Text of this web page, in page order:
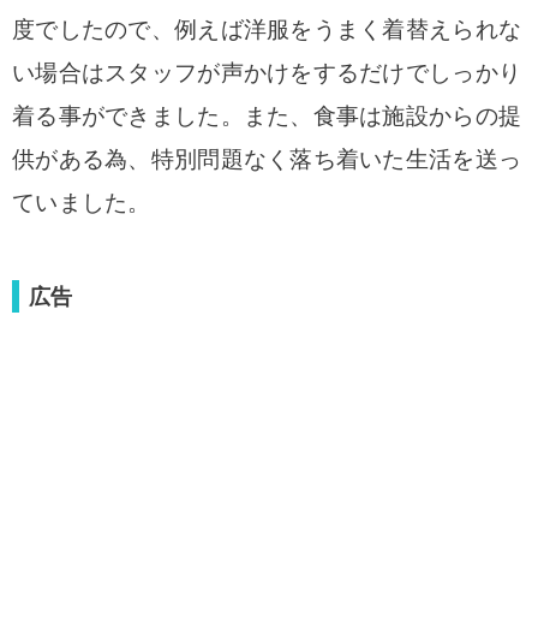
度でしたので、例えば洋服をうまく着替えられな
い場合はスタッフが声かけをするだけでしっかり
着る事ができました。また、食事は施設からの提
供がある為、特別問題なく落ち着いた生活を送っ
ていました。
広告